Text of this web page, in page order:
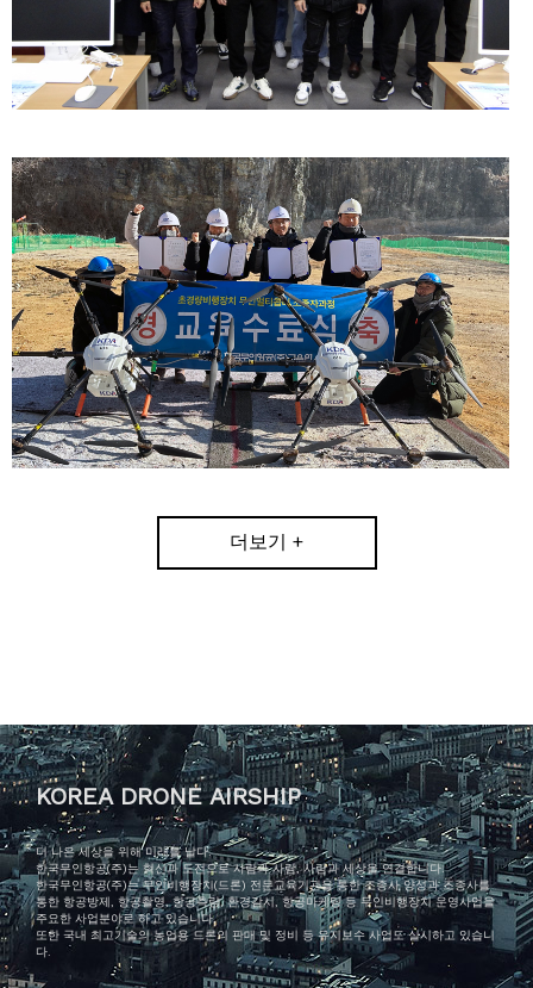
더보기 +
KOREA DRONE AIRSHIP
더 나은 세상을 위해 미래를 날다.
한국무인항공(주)는 혁신과 도전으로 사람과 사람, 사람과 세상을 연결합니다.
한국무인항공(주)는 무인비행장치(드론) 전문교육기관을 통한 조종사 양성과 조종사를
통한 항공방제, 항공촬영, 항공측량, 환경감시, 항공마케팅 등 무인비행장치 운영사업을
주요한 사업분야로 하고 있습니다.
또한 국내 최고기술의 농업용 드론의 판매 및 정비 등 유지보수 사업도 실시하고 있습니
다.